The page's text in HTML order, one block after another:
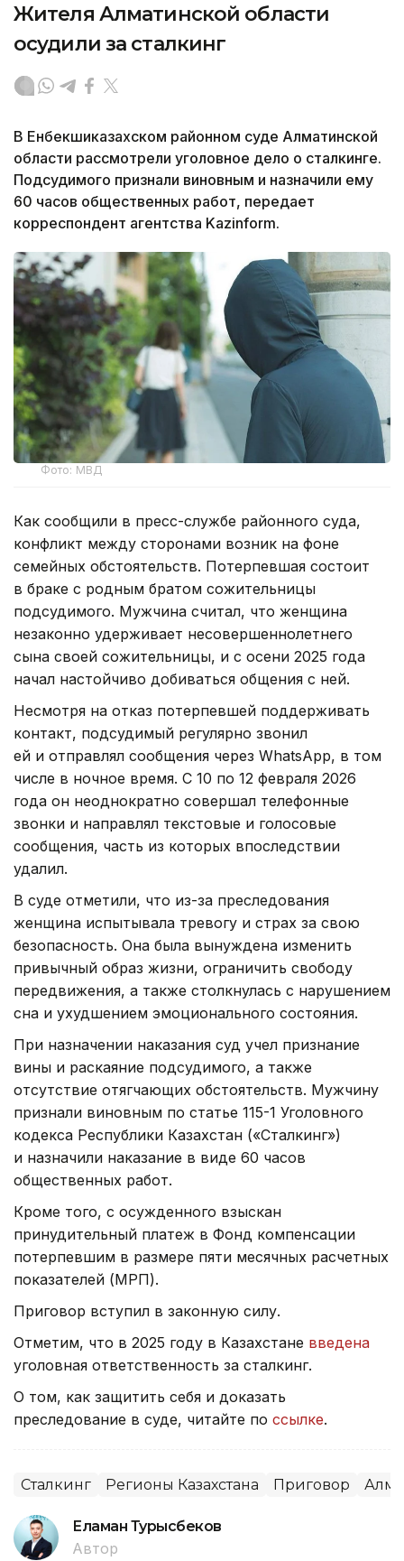
Жителя Алматинской области
осудили за сталкинг
В Енбекшиказахском районном суде Алматинской
области рассмотрели уголовное дело о сталкинге.
Подсудимого признали виновным и назначили ему
60 часов общественных работ, передает
корреспондент агентства Kazinform.
Фото: МВД
Как сообщили в пресс-службе районного суда,
конфликт между сторонами возник на фоне
семейных обстоятельств. Потерпевшая состоит
в браке с родным братом сожительницы
подсудимого. Мужчина считал, что женщина
незаконно удерживает несовершеннолетнего
сына своей сожительницы, и с осени 2025 года
начал настойчиво добиваться общения с ней.
Несмотря на отказ потерпевшей поддерживать
контакт, подсудимый регулярно звонил
ей и отправлял сообщения через WhatsApp, в том
числе в ночное время. С 10 по 12 февраля 2026
года он неоднократно совершал телефонные
звонки и направлял текстовые и голосовые
сообщения, часть из которых впоследствии
удалил.
В суде отметили, что из-за преследования
женщина испытывала тревогу и страх за свою
безопасность. Она была вынуждена изменить
привычный образ жизни, ограничить свободу
передвижения, а также столкнулась с нарушением
сна и ухудшением эмоционального состояния.
При назначении наказания суд учел признание
вины и раскаяние подсудимого, а также
отсутствие отягчающих обстоятельств. Мужчину
признали виновным по статье 115-1 Уголовного
кодекса Республики Казахстан («Сталкинг»)
и назначили наказание в виде 60 часов
общественных работ.
Кроме того, с осужденного взыскан
принудительный платеж в Фонд компенсации
потерпевшим в размере пяти месячных расчетных
показателей (МРП).
Приговор вступил в законную силу.
Отметим, что в 2025 году в Казахстане введена
уголовная ответственность за сталкинг.
О том, как защитить себя и доказать
преследование в суде, читайте по ссылке.
Сталкинг Регионы Казахстана Приговор
Еламан Турысбеков
Автор